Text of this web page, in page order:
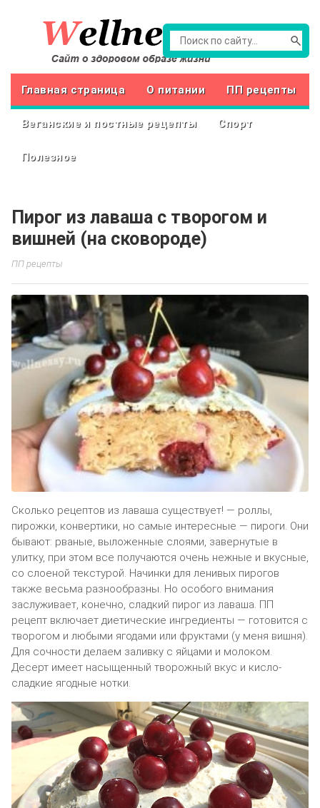
Главная страница О питании ПП рецепты
Веганские и постные рецепты Спорт
Полезное
Пирог из лаваша с творогом и
вишней (на сковороде)
ПП рецепты
Сколько рецептов из лаваша существует! — роллы,
пирожки, конвертики, но самые интересные — пироги. Они
бывают: рваные, выложенные слоями, завернутые в
улитку, при этом все получаются очень нежные и вкусные,
со слоеной текстурой. Начинки для ленивых пирогов
также весьма разнообразны. Но особого внимания
заслуживает, конечно, сладкий пирог из лаваша. ПП
рецепт включает диетические ингредиенты — готовится с
творогом и любыми ягодами или фруктами (у меня вишня).
Для сочности делаем заливку с яйцами и молоком.
Десерт имеет насыщенный творожный вкус и кисло-
сладкие ягодные нотки.